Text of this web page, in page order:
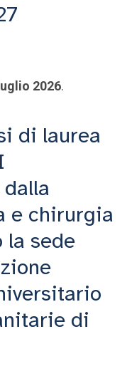
2026.
di laurea
e chirurgia
la sede
di